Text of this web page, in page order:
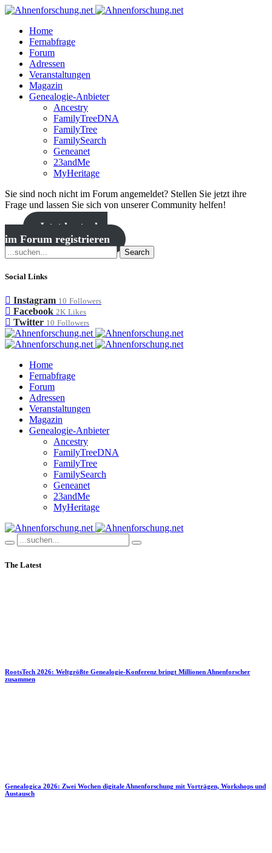
Home
Fernabfrage
Forum
Adressen
Veranstaltungen
Magazin
Genealogie-Anbieter
Ancestry
FamilyTreeDNA
FamilyTree
FamilySearch
Geneanet
23andMe
MyHeritage
Sie sind noch nicht im Forum angemeldet? Stellen Sie jetzt ihre
Frage und lassen Sie sich von unserer Community helfen!
Jetzt kostenlos
im Forum registrieren
Search
Social Links
Instagram 10 Followers
Facebook 2K Likes
Twitter 10 Followers
Home
Fernabfrage
Forum
Adressen
Veranstaltungen
Magazin
Genealogie-Anbieter
Ancestry
FamilyTreeDNA
FamilyTree
FamilySearch
Geneanet
23andMe
MyHeritage
The Latest
RootsTech 2026: Weltgrößte Genealogie-Konferenz bringt Millionen Ahnenforscher
zusammen
Genealogica 2026: Zwei Wochen digitale Ahnenforschung mit Vorträgen, Workshops und
Austausch